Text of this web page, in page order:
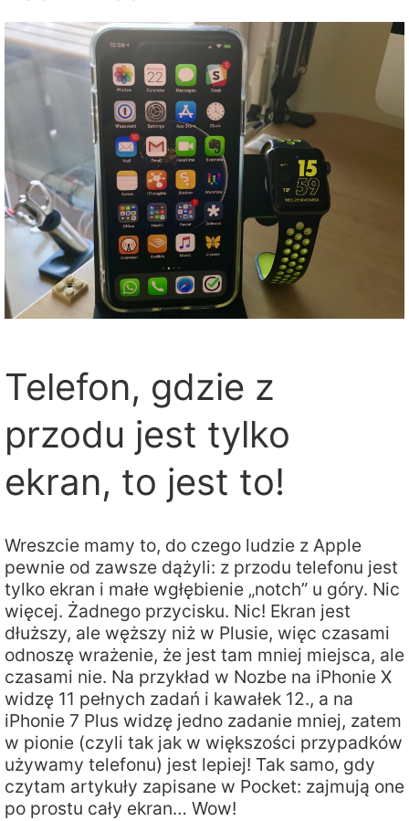
Telefon, gdzie z
przodu jest tylko
ekran, to jest to!
Wreszcie mamy to, do czego ludzie z Apple
pewnie od zawsze dążyli: z przodu telefonu jest
tylko ekran i małe wgłębienie „notch” u góry. Nic
więcej. Żadnego przycisku. Nic! Ekran jest
dłuższy, ale węższy niż w Plusie, więc czasami
odnoszę wrażenie, że jest tam mniej miejsca, ale
czasami nie. Na przykład w Nozbe na iPhonie X
widzę 11 pełnych zadań i kawałek 12., a na
iPhonie 7 Plus widzę jedno zadanie mniej, zatem
w pionie (czyli tak jak w większości przypadków
używamy telefonu) jest lepiej! Tak samo, gdy
czytam artykuły zapisane w Pocket: zajmują one
po prostu cały ekran… Wow!